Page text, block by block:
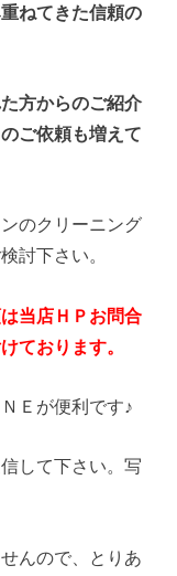
ねてきた信頼の
方からのご紹介
ご依頼も増えて
のクリーニング
討下さい。
当店ＨＰお問合
ております。
Ｅが便利です♪
して下さい。写
んので、とりあ